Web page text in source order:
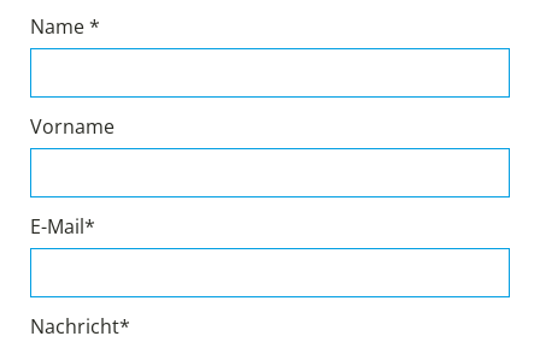
Name *
Vorname
E-Mail*
Nachricht*